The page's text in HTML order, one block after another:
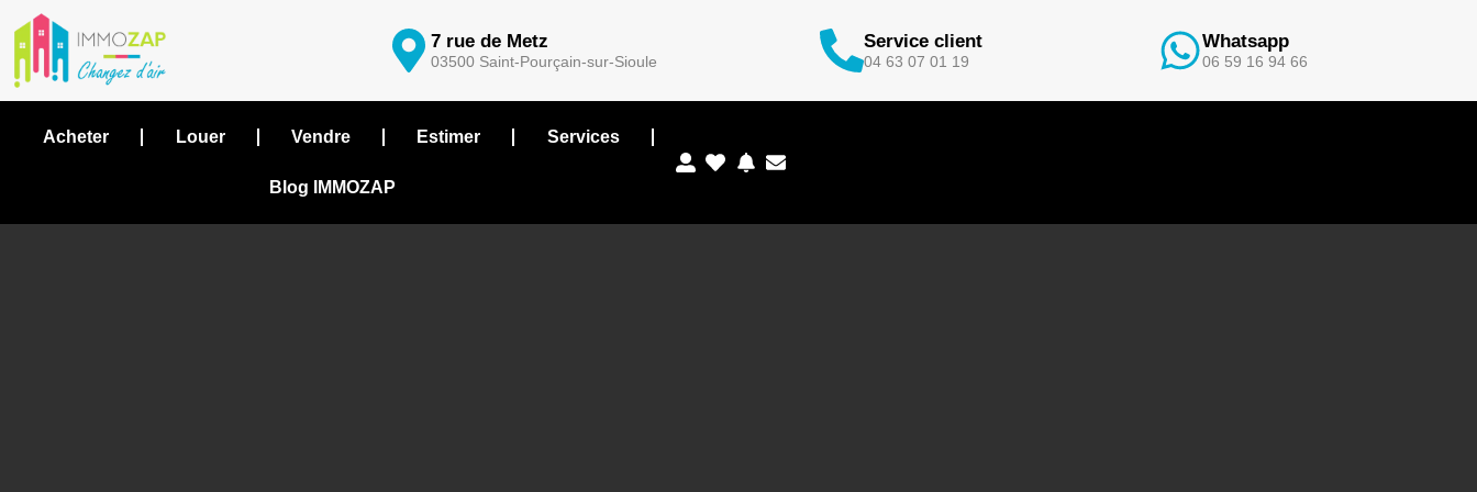
7 rue de Metz
03500 Saint-Pourçain-sur-Sioule
Service client
04 63 07 01 19
Whatsapp
06 59 16 94 66
Acheter Louer Vendre Estimer Services
Blog IMMOZAP